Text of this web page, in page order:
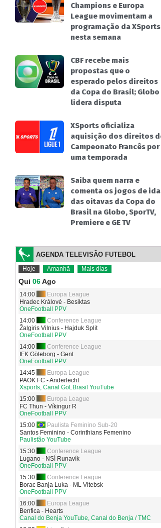
Champions e Europa
League movimentam a
programação da XSports
nesta semana
CBF recebe mais
propostas que o
esperado pelos direitos
da Copa do Brasil; Globo
lidera disputa
XSports oficializa
aquisição dos direitos
Campeonato Francês por
uma temporada
Saiba quem narra e
comenta os jogos de ida
das oitavas da Copa do
Brasil na Globo, SporTV,
Premiere e GE TV